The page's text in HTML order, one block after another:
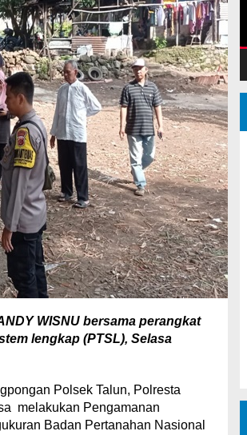
WISNU bersama perangkat
lengkap (PTSL), Selasa
Polsek Talun, Polresta
melakukan Pengamanan
Badan Pertanahan Nasional